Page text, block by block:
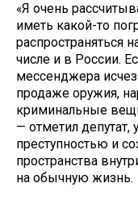
«Я очень
иметь какой-то
распространяться
числе и в России.
мессенджера
продаже оружия,
криминальные
— отметил депутат,
преступностью и
пространства
на обычную жизнь.